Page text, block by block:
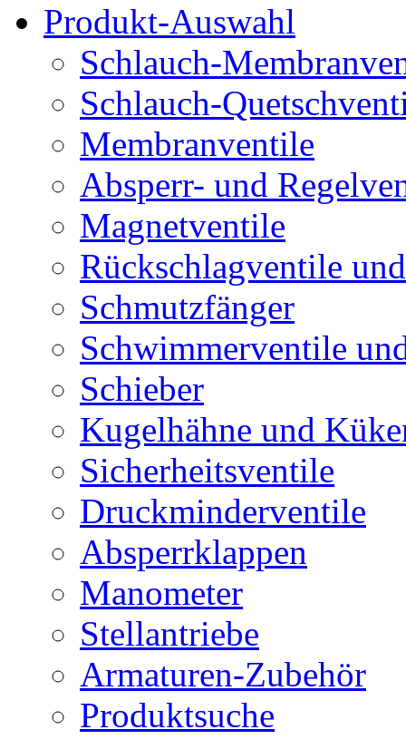
Produkt-Auswahl
Schlauch-
Schlauch-
Membranventile
Absperr- und
Magnetventile
Rückschlagventile
Schmutzfänger
Schwimmerventile
Schieber
Kugelhähne und
Sicherheitsventile
Druckminderventile
Absperrklappen
Manometer
Stellantriebe
Armaturen-Zubehör
Produktsuche